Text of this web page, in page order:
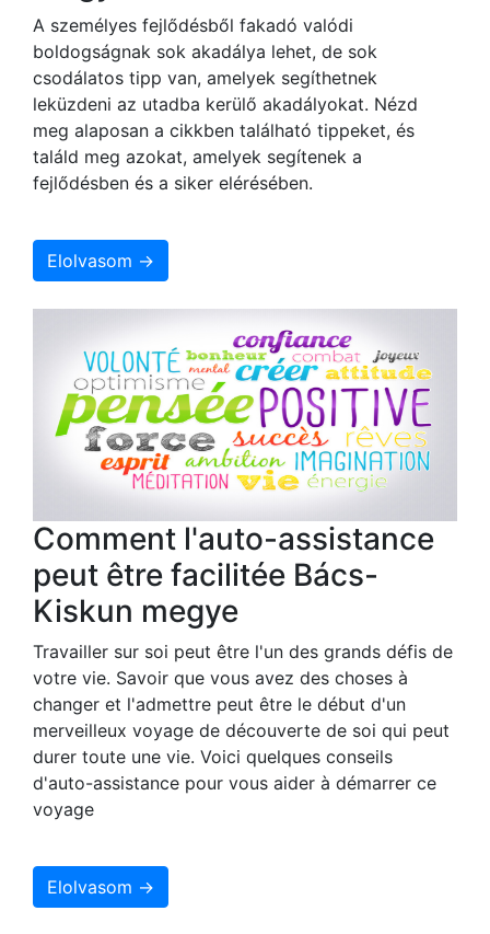
A személyes fejlődésből fakadó valódi
boldogságnak sok akadálya lehet, de sok
csodálatos tipp van, amelyek segíthetnek
leküzdeni az utadba kerülő akadályokat. Nézd
meg alaposan a cikkben található tippeket, és
találd meg azokat, amelyek segítenek a
fejlődésben és a siker elérésében.
Elolvasom →
Comment l'auto-assistance
peut être facilitée Bács-
Kiskun megye
Travailler sur soi peut être l'un des grands défis de
votre vie. Savoir que vous avez des choses à
changer et l'admettre peut être le début d'un
merveilleux voyage de découverte de soi qui peut
durer toute une vie. Voici quelques conseils
d'auto-assistance pour vous aider à démarrer ce
voyage
Elolvasom →